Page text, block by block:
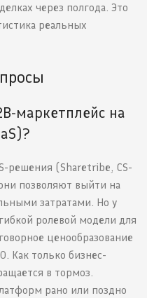
через полгода. Это
реальных
маркетплейс на
решения (Sharetribe, CS-
позволяют выйти на
затратами. Но у
ролевой модели для
ценообразование
Как только бизнес-
в тормоз.
рано или поздно